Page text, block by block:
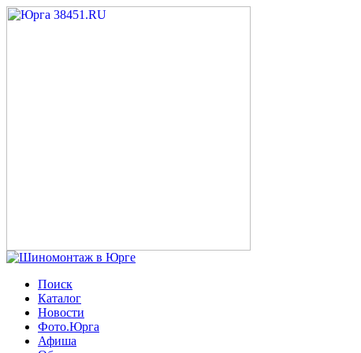
Поиск
Каталог
Новости
Фото.Юрга
Афиша